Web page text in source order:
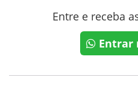
Entre e receba
Entrar